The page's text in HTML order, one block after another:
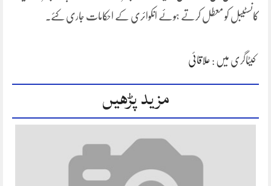
کانسٹیبل کو معطل کرتے ہوئے انکوائری کے احکامات جاری کئے۔
کیٹاگری میں : علاقائی
مزید پڑھیں